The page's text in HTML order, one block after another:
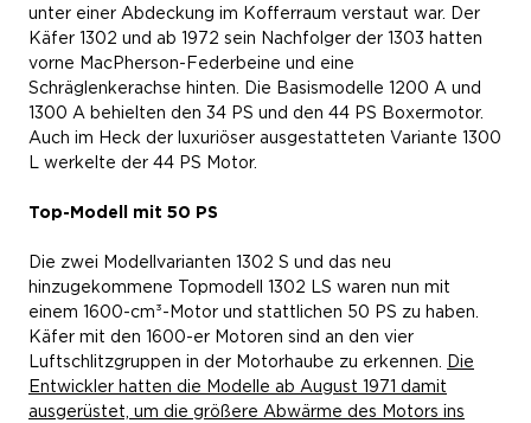
unter einer Abdeckung im Kofferraum verstaut war. Der
Käfer 1302 und ab 1972 sein Nachfolger der 1303 hatten
vorne MacPherson-Federbeine und eine
Schräglenkerachse hinten. Die Basismodelle 1200 A und
1300 A behielten den 34 PS und den 44 PS Boxermotor.
Auch im Heck der luxuriöser ausgestatteten Variante 1300
L werkelte der 44 PS Motor.
Top-Modell mit 50 PS
Die zwei Modellvarianten 1302 S und das neu
hinzugekommene Topmodell 1302 LS waren nun mit
einem 1600-cm³-Motor und stattlichen 50 PS zu haben.
Käfer mit den 1600-er Motoren sind an den vier
Luftschlitzgruppen in der Motorhaube zu erkennen.
Die
Entwickler hatten die Modelle ab August 1971 damit
ausgerüstet, um die größere Abwärme des Motors ins